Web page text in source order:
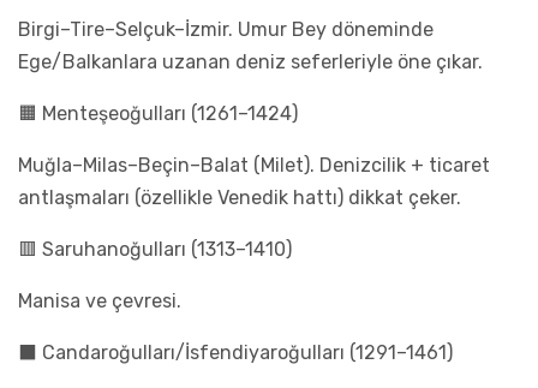
Birgi–Tire–Selçuk–İzmir. Umur Bey döneminde
Ege/Balkanlara uzanan deniz seferleriyle öne çıkar.
🟧 Menteşeoğulları (1261–1424)
Muğla–Milas–Beçin–Balat (Milet). Denizcilik + ticaret
antlaşmaları (özellikle Venedik hattı) dikkat çeker.
🟥 Saruhanoğulları (1313–1410)
Manisa ve çevresi.
⬛ Candaroğulları/İsfendiyaroğulları (1291–1461)